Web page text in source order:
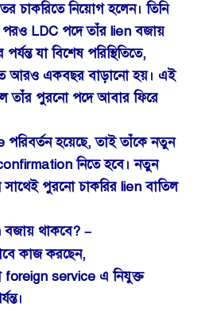
চাকরিতে নিয়োগ হলেন। তিনি
পরও LDC পদে তাঁর lien বজায়
যা বিশেষ পরিস্থিতিতে,
আরও একবছর বাড়ানো হয়। এই
তাঁর পুরনো পদে আবার ফিরে
পরিবর্তন হয়েছে, তাই তাঁকে নতুন
নিতে হবে। নতুন
সাথেই পুরনো চাকরির lien বাতিল
বজায় থাকবে? –
কাজ করছেন,
service এ নিযুক্ত